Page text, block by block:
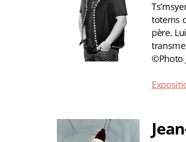
totems
père.
©Photo